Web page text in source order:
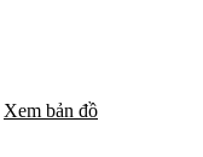
Xem bản đồ